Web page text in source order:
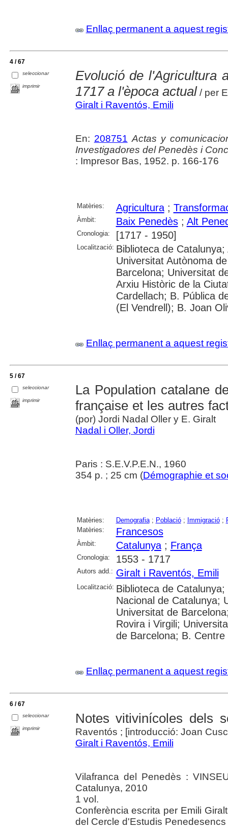
Enllaç permanent a aquest
4 / 67
seleccionar
imprimir
Evolució de l'Agricultura
1717 a l'època actual/ per
Giralt i Raventós, Emili
En: 208751 Actas y
Investigadores del Penedès i
: Impresor Bas, 1952. p. 166-176
Matèries: Agricultura;
Àmbit: Baix Penedès; Alt
Cronologia: [1717 - 1950]
Localització: Biblioteca de
Universitat Autònoma
Barcelona; Universitat
Arxiu Històric de la
Cardellach; B. Pública
(El Vendrell); B. Joan
Enllaç permanent a aquest
5 / 67
seleccionar
imprimir
La Population catalane
française et les autres
(por) Jordi Nadal Oller y E. Giralt
Nadal i Oller, Jordi
Paris : S.E.V.P.E.N., 1960
354 p. ; 25 cm (Démographie et
Matèries: Demografia; Població; Immigració;
Matèries:
Francesos
Àmbit: Catalunya; França
Cronologia: 1553 - 1717
Autors add.: Giralt i Raventós, Emili
Localització: Biblioteca de
Nacional de Catalunya;
Universitat de
Rovira i Virgili;
de Barcelona; B.
Enllaç permanent a aquest
6 / 67
seleccionar
imprimir
Notes vitivinícoles dels
Raventós ; [introducció: Joan
Giralt i Raventós, Emili
Vilafranca del Penedès :
Catalunya, 2010
1 vol.
Conferència escrita per Emili
del Cercle d'Estudis